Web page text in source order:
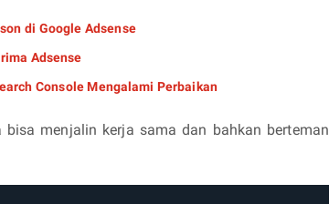
di Google Adsense
Adsense
Console Mengalami Perbaikan
menjalin kerja sama dan bahkan berteman